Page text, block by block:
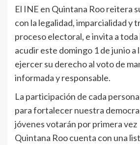
El INE en Quintana Roo reitera
con la legalidad, imparcialidad y
proceso electoral, e invita a toda
acudir este domingo 1 de junio a
ejercer su derecho al voto de
informada y responsable.
La participación de cada
para fortalecer nuestra
jóvenes votarán por primera vez
Quintana Roo cuenta con una